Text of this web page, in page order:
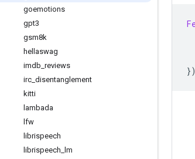
goemotions
gpt3
gsm8k
hellaswag
imdb reviews
irc disentanglement
kitti
lambada
lfw
librispeech
librispeech
lm
})